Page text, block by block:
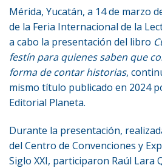
Mérida, Yucatán, a 14 de marzo
de la Feria Internacional de la
a cabo la presentación del libro
festín para quienes saben que
forma de contar historias,
mismo título publicado en 2024
Editorial Planeta.
Durante la presentación,
del Centro de Convenciones y
Siglo XXI, participaron Raúl Lara